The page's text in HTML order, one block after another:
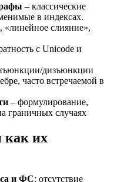
– классические
в индексах.
«линейное слияние»,
с Unicode и
дизъюнкции
часто встречаемой в
– формулирование,
граничных случаях
их
и ФС: отсутствие